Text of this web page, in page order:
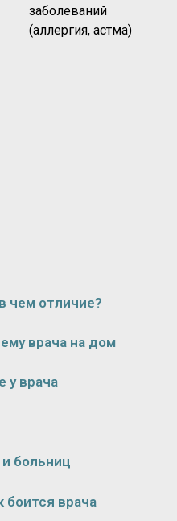
заболеваний
(аллергия, астма)
чем отличие?
врача на дом
у врача
больниц
боится врача